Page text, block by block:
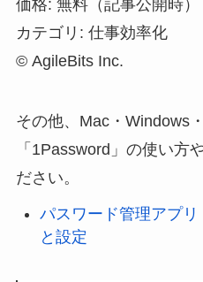
価格: 無料（記事公開時）
カテゴリ: 仕事効率化
© AgileBits Inc.
その他、Mac・Windows
「1Password」の使い方
ださい。
パスワード管理アプ
と設定